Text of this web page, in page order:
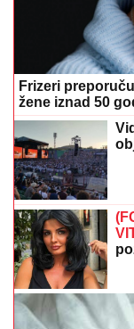
Frizeri
žene iznad 50